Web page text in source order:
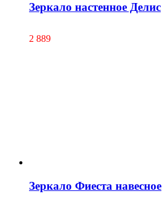
Зеркало настенное Делис
2 889
Зеркало Фиеста навесное